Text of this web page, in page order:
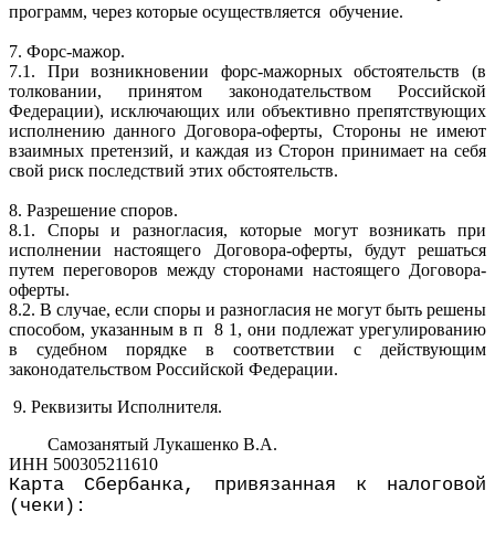
программ, через которые осуществляется обучение.
7. Форс-мажор.
7.1. При возникновении форс-мажорных обстоятельств (в
толковании, принятом законодательством Российской
Федерации), исключающих или объективно препятствующих
исполнению данного Договора-оферты, Стороны не имеют
взаимных претензий, и каждая из Сторон принимает на себя
свой риск последствий этих обстоятельств.
8. Разрешение споров.
8.1. Споры и разногласия, которые могут возникать при
исполнении настоящего Договора-оферты, будут решаться
путем переговоров между сторонами настоящего Договора-
оферты.
8.2. В случае, если споры и разногласия не могут быть решены
способом, указанным в п 8 1, они подлежат урегулированию
в судебном порядке в соответствии с действующим
законодательством Российской Федерации.
9. Реквизиты Исполнителя.
Самозанятый Лукашенко В.А.
ИНН 500305211610
Карта Сбербанка, привязанная к налоговой
(чеки):